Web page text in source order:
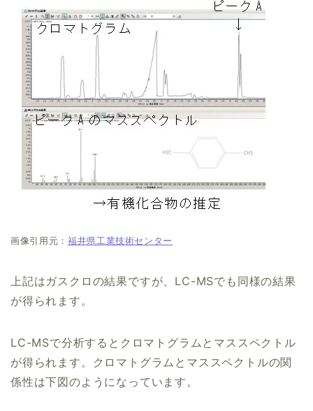
画像引用元： 福井県工業技術センター
上記はガスクロの結果ですが、LC-MSでも同様の結果
が得られます。
LC-MSで分析するとクロマトグラムとマススペクトル
が得られます。クロマトグラムとマススペクトルの関
係性は下図のようになっています。